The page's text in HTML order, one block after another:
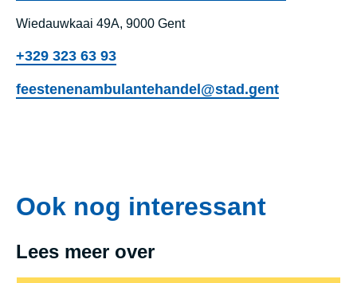
Wiedauwkaai 49A, 9000 Gent
+329 323 63 93
feestenenambulantehandel@stad.gent
Ook nog interessant
Lees meer over